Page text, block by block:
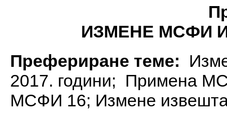
ИЗМЕНЕ МСФИ
Префериране теме:
2017. години; Примена
МСФИ 16; Измене